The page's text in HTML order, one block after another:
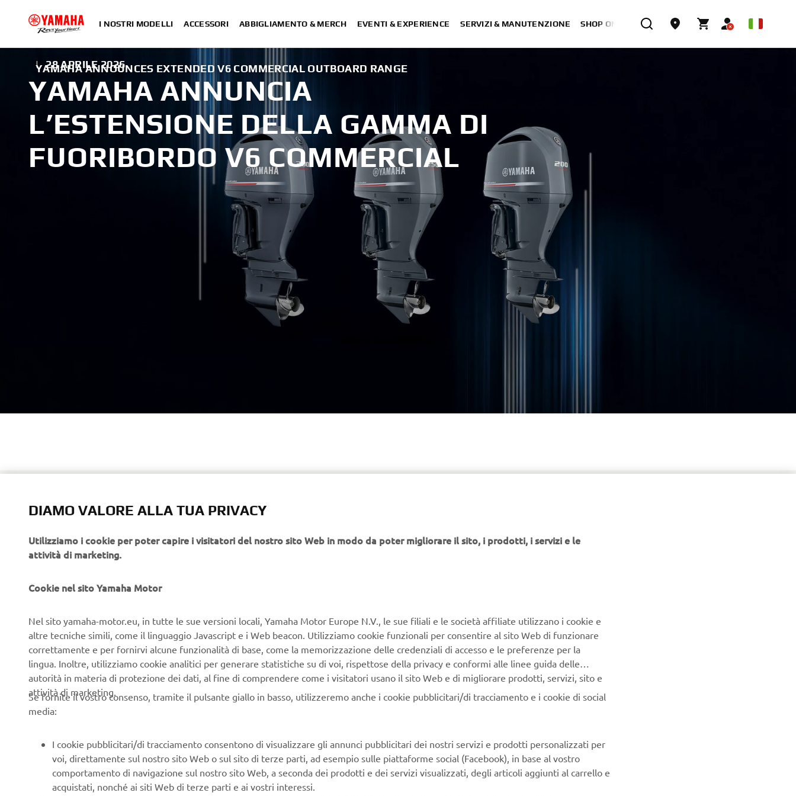
I NOSTRI MODELLI ACCESSORI ABBIGLIAMENTO & MERCH EVENTI & EXPERIENCE SERVIZI & MANUTENZIONE SHOP ONLINE
YAMAHA ANNOUNCES EXTENDED V6 COMMERCIAL OUTBOARD RANGE
| 28 APRILE 2026
YAMAHA ANNUNCIA
L’ESTENSIONE DELLA GAMMA DI
FUORIBORDO V6 COMMERCIAL
prestazioni affidabili per molte ore di lavoro, anche in condizioni più impegnative..
La nuova line-up comprende modelli da 200 e 250 cavalli , sviluppati perimpieghi
Tutti i modelli sono dotati di serie delsistema DEC(Digital Electronic Control), che
garantisce un controllo preciso e fluido di acceleratore e cambio, riducendo al
contempo l’affaticamento dell’operatore. La compatibilità con i sistemi digitali
Yamaha e con Helm Master® EX consente configurazioni di comando e installazione
estremamente flessibili.
agli operatori di ridurre i tempi di fermo e mantenere le imbarcazioni operative più a
lungo.
DIAMO VALORE ALLA TUA PRIVACY
Utilizziamo i cookie per poter capire i visitatori del nostro sito Web in modo da poter migliorare il sito, i prodotti, i servizi e le
attività di marketing.
Cookie nel sito Yamaha Motor
Nel sito yamaha-motor.eu, in tutte le sue versioni locali, Yamaha Motor Europe N.V., le sue filiali e le società affiliate utilizzano i cookie e
altre tecniche simili, come il linguaggio Javascript e i Web beacon. Utilizziamo cookie funzionali per consentire al sito Web di funzionare
correttamente e per fornirvi alcune funzionalità di base, come la memorizzazione delle credenziali di accesso e le preferenze per la
lingua. Inoltre, utilizziamo cookie analitici per generare statistiche su di voi, rispettose della privacy e conformi alle linee guida delle
autorità in materia di protezione dei dati, al fine di comprendere come i visitatori usano il sito Web e di migliorare prodotti, servizi, sito e
attività di marketing.
Se fornite il vostro consenso, tramite il pulsante giallo in basso, utilizzeremo anche i cookie pubblicitari/di tracciamento e i cookie di social
media:
I cookie pubblicitari/di tracciamento consentono di visualizzare gli annunci pubblicitari dei nostri servizi e prodotti personalizzati per
voi, direttamente sul nostro sito Web o sul sito di terze parti, ad esempio sulle piattaforme social (Facebook), in base al vostro
comportamento di navigazione sul nostro sito Web, a seconda dei prodotti e dei servizi visualizzati, degli articoli aggiunti al carrello e
acquistati, nonché ai siti Web di terze parti e ai vostri interessi.